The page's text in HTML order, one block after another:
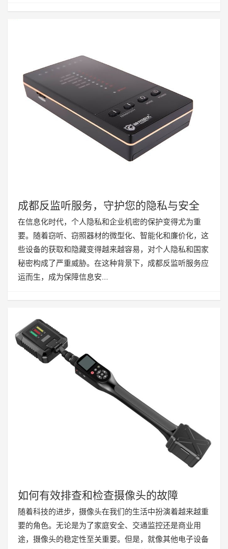
成都反监听服务，守护您的隐私与安全
在信息化时代，个人隐私和企业机密的保护变得尤为重
要。随着窃听、窃照器材的微型化、智能化和廉价化，这
些设备的获取和隐藏变得越来越容易，对个人隐私和国家
秘密构成了严重威胁。在这种背景下，成都反监听服务应
运而生，成为保障信息安…
如何有效排查和检查摄像头的故障
随着科技的进步，摄像头在我们的生活中扮演着越来越重
要的角色。无论是为了家庭安全、交通监控还是商业用
途，摄像头的稳定性至关重要。但是，就像其他电子设备